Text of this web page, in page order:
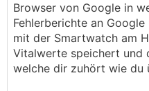
Aha ok.
Dass self driving die
schon klar.
Browser von Google in
Fehlerberichte an
mit der Smartwatch am
Vitalwerte speichert und
welche dir zuhört wie du